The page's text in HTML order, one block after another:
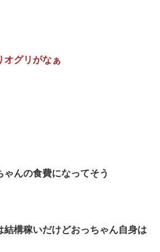
オグリがなぁ
んの食費になってそう
結構稼いだけどおっちゃん自身は